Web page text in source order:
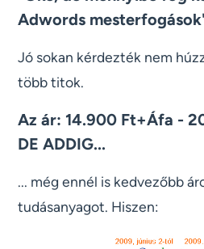
Adwords
Jó sokan kérdezték nem
több titok.
Az ár: 14.900 Ft+Áfa -
DE ADDIG...
... még ennél is kedvezőbb
tudásanyagot. Hiszen: